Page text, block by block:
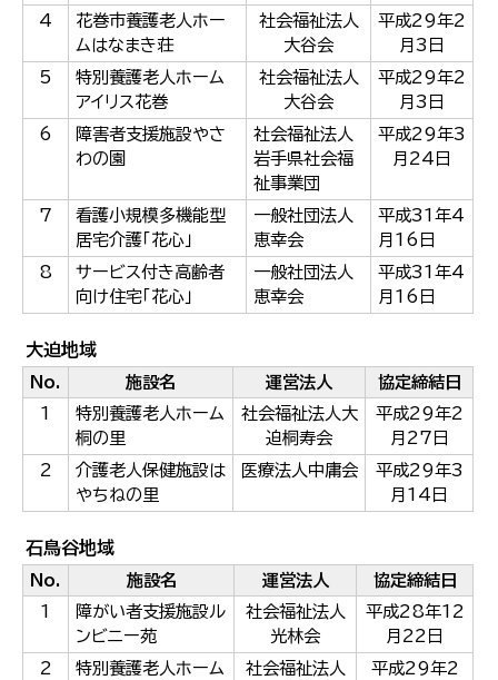
繁體中文
4
花巻市養護老人ホー
ムはなまき荘
社会福祉法人
大谷会
平成29年2
月3日
5
特別養護老人ホーム
アイリス花巻
社会福祉法人
大谷会
平成29年2
月3日
6
障害者支援施設やさ
わの園
社会福祉法人
岩手県社会福
祉事業団
平成29年3
月24日
7
看護小規模多機能型
居宅介護「花心」
一般社団法人
恵幸会
平成31年4
月16日
8
サービス付き高齢者
向け住宅「花心」
一般社団法人
恵幸会
平成31年4
月16日
大迫地域
No. 施設名 運営法人
協定締結日
1
特別養護老人ホーム
桐の里
社会福祉法人大
迫桐寿会
平成29年2
月27日
2
介護老人保健施設は
やちねの里
医療法人中庸会
平成29年3
月14日
石鳥谷地域
No. 施設名 運営法人
協定締結日
1
障がい者支援施設ル
ンビニー苑
社会福祉法人
光林会
平成28年12
月22日
2
特別養護老人ホーム
社会福祉法人
平成29年2